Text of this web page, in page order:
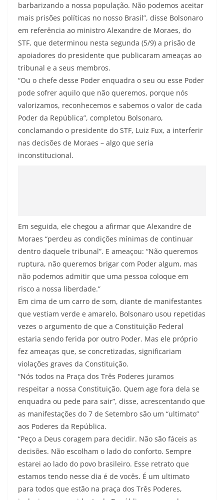
barbarizando a nossa população. Não podemos aceitar
mais prisões políticas no nosso Brasil”, disse Bolsonaro
em referência ao ministro Alexandre de Moraes, do
STF, que determinou nesta segunda (5/9) a prisão de
apoiadores do presidente que publicaram ameaças ao
tribunal e a seus membros.
“Ou o chefe desse Poder enquadra o seu ou esse Poder
pode sofrer aquilo que não queremos, porque nós
valorizamos, reconhecemos e sabemos o valor de cada
Poder da República”, completou Bolsonaro,
conclamando o presidente do STF, Luiz Fux, a interferir
nas decisões de Moraes – algo que seria
inconstitucional.
Em seguida, ele chegou a afirmar que Alexandre de
Moraes “perdeu as condições mínimas de continuar
dentro daquele tribunal”. E ameaçou: “Não queremos
ruptura, não queremos brigar com Poder algum, mas
não podemos admitir que uma pessoa coloque em
risco a nossa liberdade.”
Em cima de um carro de som, diante de manifestantes
que vestiam verde e amarelo, Bolsonaro usou repetidas
vezes o argumento de que a Constituição Federal
estaria sendo ferida por outro Poder. Mas ele próprio
fez ameaças que, se concretizadas, significariam
violações graves da Constituição.
“Nós todos na Praça dos Três Poderes juramos
respeitar a nossa Constituição. Quem age fora dela se
enquadra ou pede para sair”, disse, acrescentando que
as manifestações do 7 de Setembro são um “ultimato”
aos Poderes da República.
“Peço a Deus coragem para decidir. Não são fáceis as
decisões. Não escolham o lado do conforto. Sempre
estarei ao lado do povo brasileiro. Esse retrato que
estamos tendo nesse dia é de vocês. É um ultimato
para todos que estão na praça dos Três Poderes,